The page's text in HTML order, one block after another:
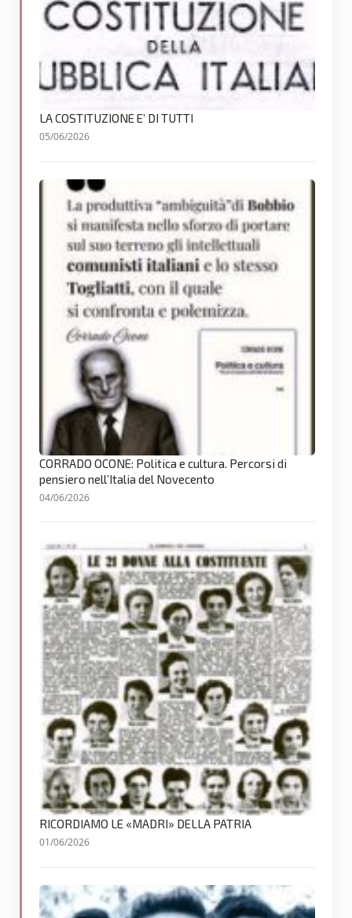
LA COSTITUZIONE E’ DI TUTTI
05/06/2026
CORRADO OCONE: Politica e cultura. Percorsi di
pensiero nell’Italia del Novecento
04/06/2026
RICORDIAMO LE «MADRI» DELLA PATRIA
01/06/2026